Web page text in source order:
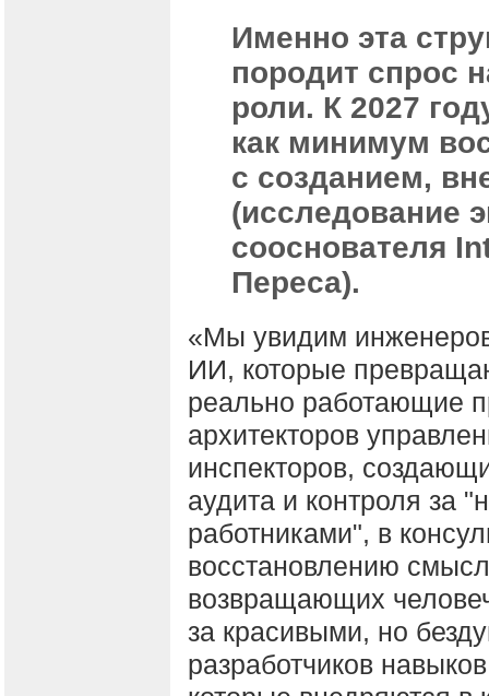
Именно эта
породит спрос
роли. К 2027
как минимум
с созданием,
(исследование
сооснователя
Переса).
«Мы увидим
ИИ, которые
реально работающие
архитекторов
инспекторов,
аудита и контроля за
работниками", в
восстановлению
возвращающих
за красивыми, но
разработчиков